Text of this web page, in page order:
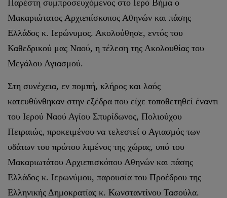
Παρέστη συμπροσευχόμενος στο Ιερό Βήμα ο
Μακαριώτατος Αρχιεπίσκοπος Αθηνών και πάσης
Ελλάδος κ. Ιερώνυμος. Ακολούθησε, εντός του
Καθεδρικού μας Ναού, η τέλεση της Ακολουθίας του
Μεγάλου Αγιασμού.
Στη συνέχεια, εν πομπή, κλήρος και λαός
κατευθύνθηκαν στην εξέδρα που είχε τοποθετηθεί έναντι
του Ιερού Ναού Αγίου Σπυρίδωνος, Πολιούχου
Πειραιώς, προκειμένου να τελεστεί ο Αγιασμός των
υδάτων του πρώτου λιμένος της χώρας, υπό του
Μακαριωτάτου Αρχιεπισκόπου Αθηνών και πάσης
Ελλάδος κ. Ιερωνύμου, παρουσία του Προέδρου της
Ελληνικής Δημοκρατίας κ. Κωνσταντίνου Τασούλα.